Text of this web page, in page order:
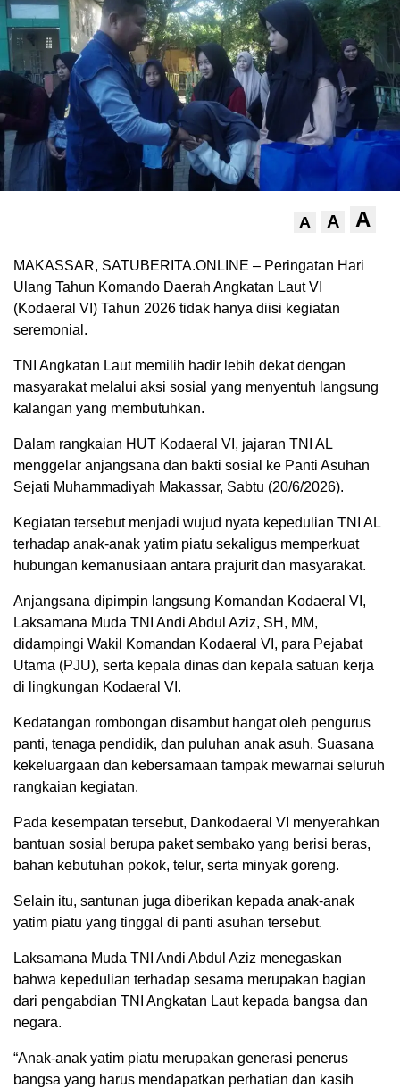
A A A
MAKASSAR, SATUBERITA.ONLINE – Peringatan Hari
Ulang Tahun Komando Daerah Angkatan Laut VI
(Kodaeral VI) Tahun 2026 tidak hanya diisi kegiatan
seremonial.
TNI Angkatan Laut memilih hadir lebih dekat dengan
masyarakat melalui aksi sosial yang menyentuh langsung
kalangan yang membutuhkan.
Dalam rangkaian HUT Kodaeral VI, jajaran TNI AL
menggelar anjangsana dan bakti sosial ke Panti Asuhan
Sejati Muhammadiyah Makassar, Sabtu (20/6/2026).
Kegiatan tersebut menjadi wujud nyata kepedulian TNI AL
terhadap anak-anak yatim piatu sekaligus memperkuat
hubungan kemanusiaan antara prajurit dan masyarakat.
Anjangsana dipimpin langsung Komandan Kodaeral VI,
Laksamana Muda TNI Andi Abdul Aziz, SH, MM,
didampingi Wakil Komandan Kodaeral VI, para Pejabat
Utama (PJU), serta kepala dinas dan kepala satuan kerja
di lingkungan Kodaeral VI.
Kedatangan rombongan disambut hangat oleh pengurus
panti, tenaga pendidik, dan puluhan anak asuh. Suasana
kekeluargaan dan kebersamaan tampak mewarnai seluruh
rangkaian kegiatan.
Pada kesempatan tersebut, Dankodaeral VI menyerahkan
bantuan sosial berupa paket sembako yang berisi beras,
bahan kebutuhan pokok, telur, serta minyak goreng.
Selain itu, santunan juga diberikan kepada anak-anak
yatim piatu yang tinggal di panti asuhan tersebut.
Laksamana Muda TNI Andi Abdul Aziz menegaskan
bahwa kepedulian terhadap sesama merupakan bagian
dari pengabdian TNI Angkatan Laut kepada bangsa dan
negara.
“Anak-anak yatim piatu merupakan generasi penerus
bangsa yang harus mendapatkan perhatian dan kasih